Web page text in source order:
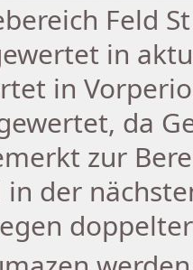
Feld
in
in
da
zur
in der